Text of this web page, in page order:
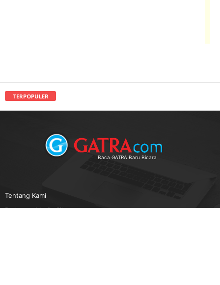
TERPOPULER
Baca GATRA Baru Bicara
Tentang Kami
Pedoman Media Siber